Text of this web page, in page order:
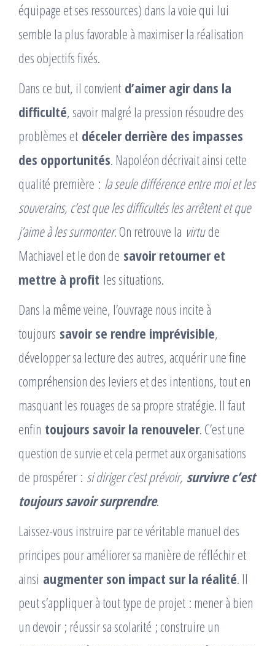
équipage et ses ressources) dans la voie qui lui
semble la plus favorable à maximiser la réalisation
des objectifs fixés.
Dans ce but, il convient d’aimer agir dans la
difficulté, savoir malgré la pression résoudre des
problèmes et déceler derrière des impasses
des opportunités. Napoléon décrivait ainsi cette
qualité première : la seule différence entre moi et les
souverains, c’est que les difficultés les arrêtent et que
j’aime à les surmonter. On retrouve la virtude
Machiavel et le don de savoir retourner et
mettre à profit les situations.
Dans la même veine, l’ouvrage nous incite à
toujours savoir se rendre imprévisible,
développer sa lecture des autres, acquérir une fine
compréhension des leviers et des intentions, tout en
masquant les rouages de sa propre stratégie. Il faut
enfin toujours savoir la renouveler. C’est une
question de survie et cela permet aux organisations
de prospérer : si diriger c’est prévoir, survivre c’est
toujours savoir surprendre.
Laissez-vous instruire par ce véritable manuel des
principes pour améliorer sa manière de réfléchir et
ainsi augmenter son impact sur la réalité. Il
peut s’appliquer à tout type de projet : mener à bien
un devoir ; réussir sa scolarité ; construire un